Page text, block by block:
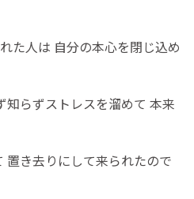
た人は 自分の本心を閉じ込め
らずストレスを溜めて 本来
置き去りにして来られたので